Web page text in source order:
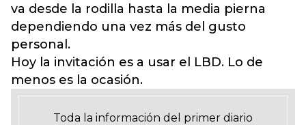
va desde la rodilla hasta la media pierna
dependiendo una vez más del gusto
personal.
Hoy la invitación es a usar el LBD. Lo de
menos es la ocasión.
Toda la información del primer diario